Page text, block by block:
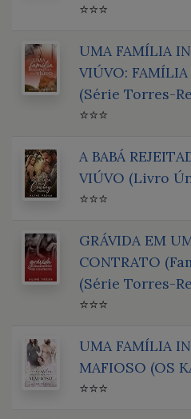
⭐⭐⭐
UMA FAMÍLIA
VIÚVO:
(Série Torres-
⭐⭐⭐
A BABÁ
VIÚVO (Livro
⭐⭐⭐
GRÁVIDA EM
CONTRATO
(Série Torres-
⭐⭐⭐
UMA FAMÍLIA
MAFIOSO (OS
⭐⭐⭐